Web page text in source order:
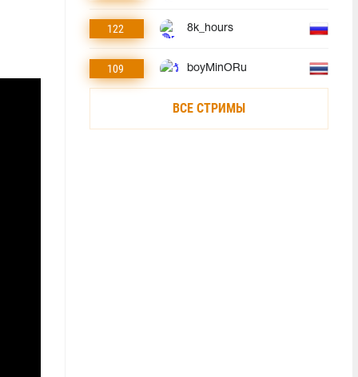
122 8k_hours
109 boyMinORu
ВСЕ СТРИМЫ